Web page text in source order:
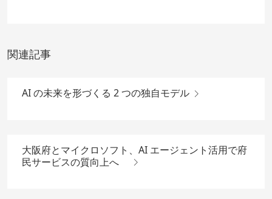
関連記事
AI の未来を形づくる 2 つの独自モデル
大阪府とマイクロソフト、AI エージェント活用で府
民サービスの質向上へ